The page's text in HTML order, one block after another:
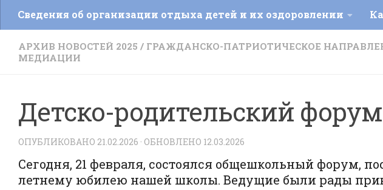
Сведения об организации отдыха детей и их оздоровлении
АРХИВ НОВОСТЕЙ 2025 / ГРАЖДАНСКО-ПАТРИОТИЧЕСКОЕ
МЕДИАЦИИ
Детско-родительский
ОПУБЛИКОВАНО 21.02.2026 · ОБНОВЛЕНО 12.03.2026
Сегодня, 21 февраля, состоялся общешкольный форум,
летнему юбилею нашей школы. Ведущие были рады